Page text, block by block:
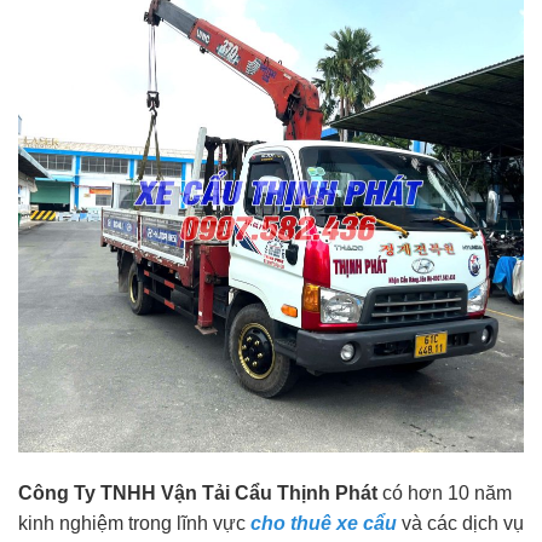
Công Ty TNHH Vận Tải Cẩu Thịnh Phát có hơn 10 năm
kinh nghiệm trong lĩnh vực cho thuê xe cẩu và các dịch vụ